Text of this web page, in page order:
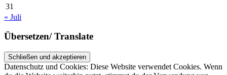
31
« Juli
Übersetzen/ Translate
Datenschutz und Cookies: Diese Website verwendet Cookies. Wenn